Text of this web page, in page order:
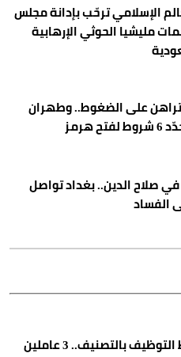
الإسلامي ترحّب بإدانة مجلس
مليشيا الحوثي الإرهابية
على الضغوط.. وطهران
هرمز
في صلاح الدين.. بغداد تواصل
الفساد
«السياحة» تقترح ربط التوظيف بالتصنيف.. 3 عاملين